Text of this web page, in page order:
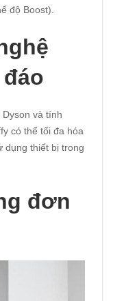
độ Boost).
và tính
có thể tối đa hóa
dụng thiết bị trong
đơn